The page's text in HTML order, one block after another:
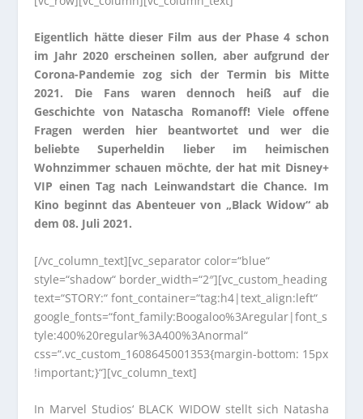
Eigentlich hätte dieser Film aus der Phase 4 schon
im Jahr 2020 erscheinen sollen, aber aufgrund der
Corona-Pandemie zog sich der Termin bis Mitte
2021. Die Fans waren dennoch heiß auf die
Geschichte von Natascha Romanoff! Viele offene
Fragen werden hier beantwortet und wer die
beliebte Superheldin lieber im heimischen
Wohnzimmer schauen möchte, der hat mit Disney+
VIP einen Tag nach Leinwandstart die Chance. Im
Kino beginnt das Abenteuer von „Black Widow“ ab
dem 08. Juli 2021.
[/vc_column_text][vc_separator color=“blue“
style=“shadow“ border_width=“2″][vc_custom_heading
text=“STORY:“ font_container=“tag:h4|text_align:left“
google_fonts=“font_family:Boogaloo%3Aregular|font_s
tyle:400%20regular%3A400%3Anormal“
css=“.vc_custom_1608645001353{margin-bottom: 15px
!important;}“][vc_column_text]
In Marvel Studios‘ BLACK WIDOW stellt sich Natasha